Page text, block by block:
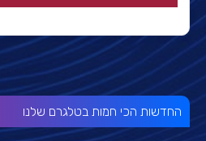
החדשות הכי חמות בטלגרם שלנו